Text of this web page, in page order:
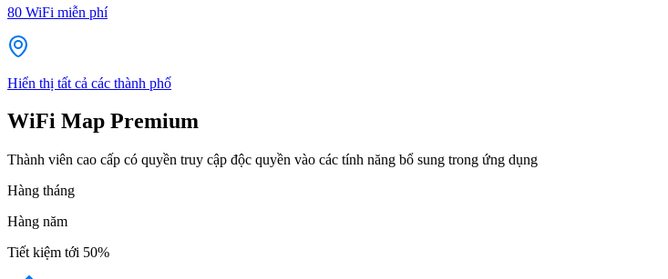
80 WiFi miễn phí
Hiển thị tất cả các thành phố
WiFi Map Premium
Thành viên cao cấp có quyền truy cập độc quyền vào các tính năng bổ sung trong ứng dụng
Hàng tháng
Hàng năm
Tiết kiệm tới 50%